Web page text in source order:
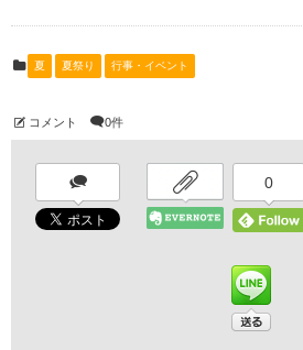
夏 夏祭り 行事・イベント
コメント 0件
0